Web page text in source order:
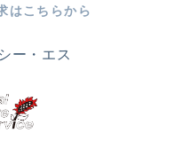
はこちらから
ー・エス